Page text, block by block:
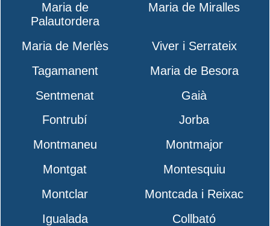
Maria de
Palautordera
Maria de Miralles
Maria de Merlès
Viver i Serrateix
Tagamanent
Maria de Besora
Sentmenat
Gaià
Fontrubí
Jorba
Montmaneu
Montmajor
Montgat
Montesquiu
Montclar
Montcada i Reixac
Igualada
Collbató